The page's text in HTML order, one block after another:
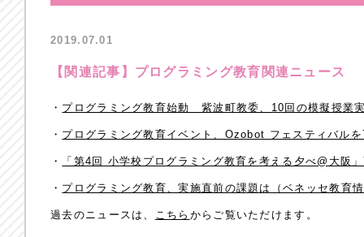
2019.07.01
【関連記事】プログラミング教育関連ニュース
・ プログラミング教育始動 紫波町教委、10回の模擬授業
・ プログラミング教育イベント、Ozobot フェスティバル
・ 「第4回 小学校プログラミング教育を考える夕べ@大阪
・ プログラミング教育、実施直前の課題は（ベネッセ教育
過去のニュースは、 こちら からご覧いただけます。